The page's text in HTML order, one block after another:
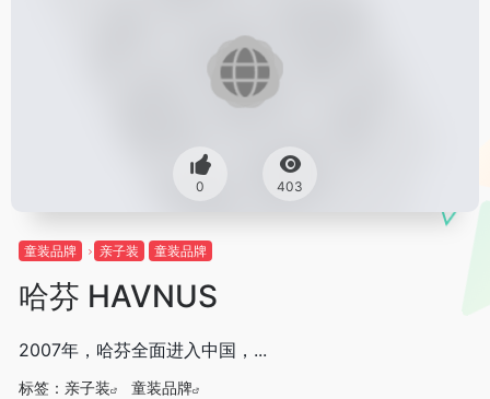
0 403
童装品牌 亲子装 童装品牌
哈芬 HAVNUS
2007年，哈芬全面进入中国，...
标签： 亲子装 童装品牌